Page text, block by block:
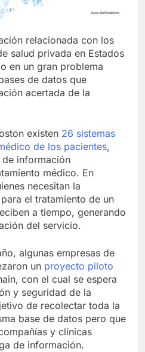
relacionada con los
salud privada en Estados
en un gran problema
de datos que
acertada de la
existen 26 sistemas
de los pacientes,
información
médico. En
necesitan la
el tratamiento de un
a tiempo, generando
del servicio.
algunas empresas de
un proyecto piloto
con el cual se espera
y seguridad de la
de recolectar toda la
base de datos pero que
y clínicas
de información.